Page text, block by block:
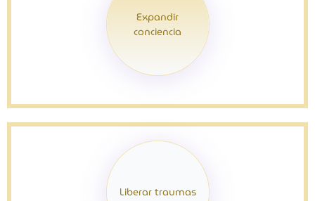
Expandir
conciencia
Liberar traumas